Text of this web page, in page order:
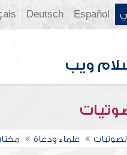
Español
Deutsch
علماء ودعاة